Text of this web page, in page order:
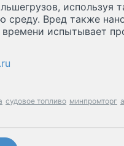
используя
Вред также
испытывает
судовое топливо минпромторг